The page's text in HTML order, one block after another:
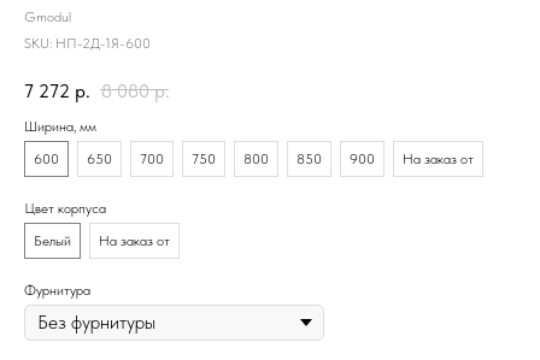
Gmodul
SKU: НП-2Д-1Я-600
7 272 р. 8 080 р.
Ширина, мм
600
650 700 750 800 850 900 На заказ от
Цвет корпуса
Белый
На заказ от
Фурнитура